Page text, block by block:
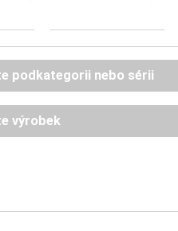
podkategorii nebo sérii
výrobek